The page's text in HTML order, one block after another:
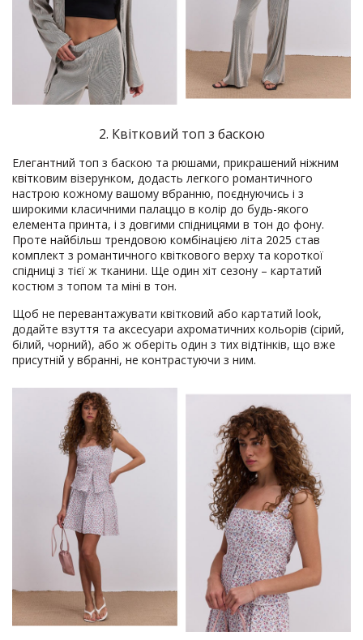
2. Квітковий топ з баскою
Елегантний топ з баскою та рюшами, прикрашений ніжним
квітковим візерунком, додасть легкого романтичного
настрою кожному вашому вбранню, поєднуючись і з
широкими класичними палаццо в колір до будь-якого
елемента принта, і з довгими спідницями в тон до фону.
Проте найбільш трендовою комбінацією літа 2025 став
комплект з романтичного квіткового верху та короткої
спідниці з тієї ж тканини. Ще один хіт сезону – картатий
костюм з топом та міні в тон.
Щоб не перевантажувати квітковий або картатий look,
додайте взуття та аксесуари ахроматичних кольорів (сірий,
білий, чорний), або ж оберіть один з тих відтінків, що вже
присутній у вбранні, не контрастуючи з ним.